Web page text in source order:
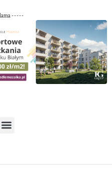
-----